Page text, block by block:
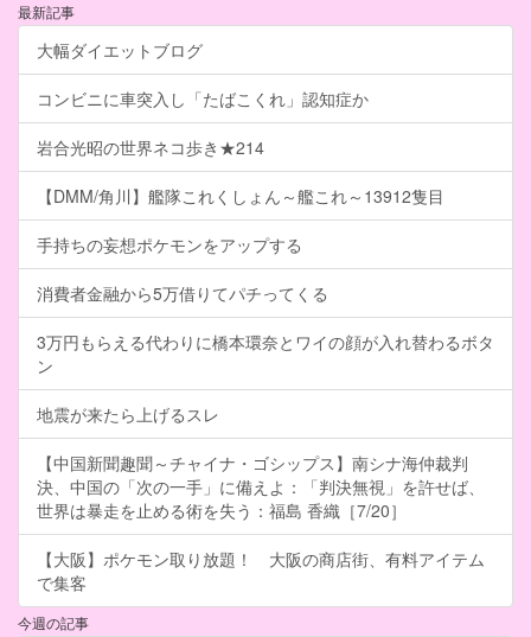
最新記事
大幅ダイエットブログ
コンビニに車突入し「たばこくれ」認知症か
岩合光昭の世界ネコ歩き★214
【DMM/角川】艦隊これくしょん～艦これ～13912隻目
手持ちの妄想ポケモンをアップする
消費者金融から5万借りてパチってくる
3万円もらえる代わりに橋本環奈とワイの顔が入れ替わるボタ
ン
地震が来たら上げるスレ
【中国新聞趣聞～チャイナ・ゴシップス】南シナ海仲裁判
決、中国の「次の一手」に備えよ：「判決無視」を許せば、
世界は暴走を止める術を失う：福島 香織［7/20］
【大阪】ポケモン取り放題！ 大阪の商店街、有料アイテム
で集客
今週の記事